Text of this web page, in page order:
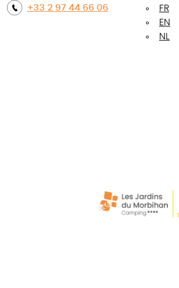
+33 2 97 44 66 06
FR
EN
NL
Aufenthalt für 5 Personen auf dem
10. Dezember 2023, 23:59 Uhr statt.
Bestimmungen besteht darin, die
des Veranstalters und des
am Spiel festzulegen.